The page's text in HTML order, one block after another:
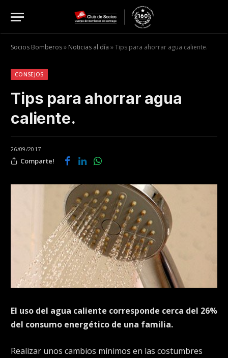
Socios Bomberos» Noticias al día »Tips para ahorrar agua caliente.
CONSEJOS
Tips para ahorrar agua
caliente.
26/09/2017
Comparte!
El uso del agua caliente corresponde cerca del 26%
del consumo energético de una familia.
Realizar unos cambios mínimos en las costumbres